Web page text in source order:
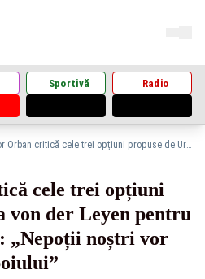
Sportivă Radio
Viktor Orban critică cele trei opțiuni propuse de Ursula von der Leyen pentru ajutorul Ucrainei: „Nepoții noștri vor plăti factura războiului”
cele trei opțiuni
von der Leyen pentru
„Nepoții noștri vor